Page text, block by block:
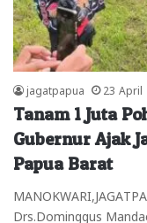
jagatpapua 23 April
Tanam 1 Juta
Gubernur Ajak
Papua Barat
Drs.Dominggus